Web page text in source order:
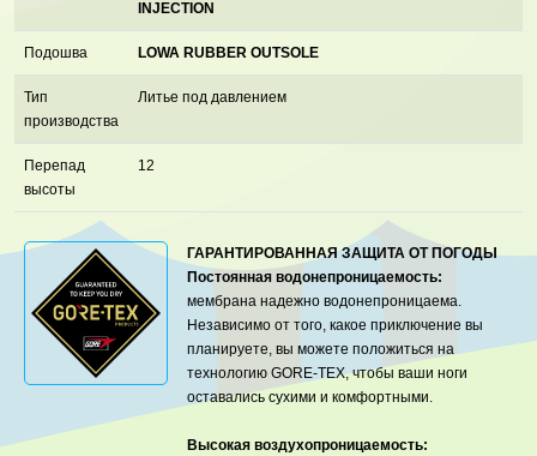
INJECTION
Подошва LOWA RUBBER OUTSOLE
Тип
производства
Литье под давлением
Перепад
высоты
12
ГАРАНТИРОВАННАЯ ЗАЩИТА ОТ ПОГОДЫ
Постоянная водонепроницаемость:
мембрана надежно водонепроницаема.
Независимо от того, какое приключение вы
планируете, вы можете положиться на
технологию GORE-TEX, чтобы ваши ноги
оставались сухими и комфортными.
Высокая воздухопроницаемость: